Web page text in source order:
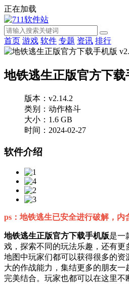
正在加载
首页 游戏 软件 专题 资讯 排行
地铁逃生正版官方下载
版本：v2.14.2
类别：动作格斗
大小：1.6 GB
时间：2024-02-27
软件介绍
ps：地铁逃生已安全进行破解，内
地铁逃生正版官方下载手机版是一
戏，探索不同的玩法乐趣，还有
地图中玩家们都可以获得很多的资
大的作战能力，集结更多的朋友
完美结合。玩家也都可以在这里不